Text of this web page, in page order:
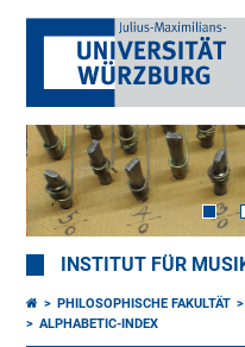
INSTITUT FÜR
PHILOSOPHISCHE FAKULTÄT
ALPHABETIC-INDEX